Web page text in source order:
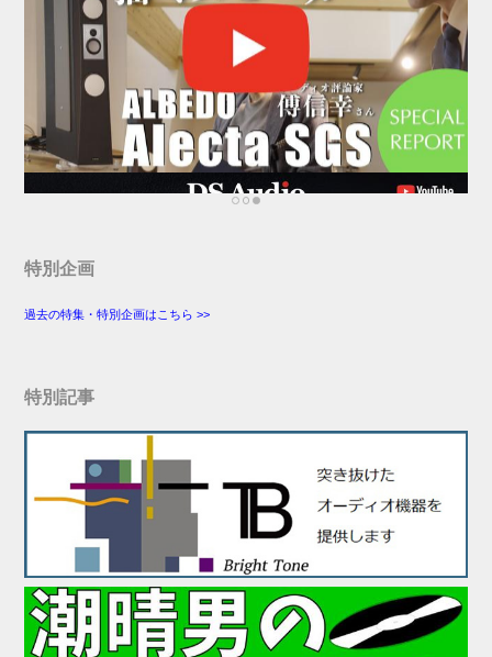
特別企画
過去の特集・特別企画はこちら >>
特別記事